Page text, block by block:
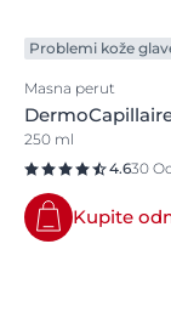
Problemi kože
Masna perut
250 ml
4.630
Kupite